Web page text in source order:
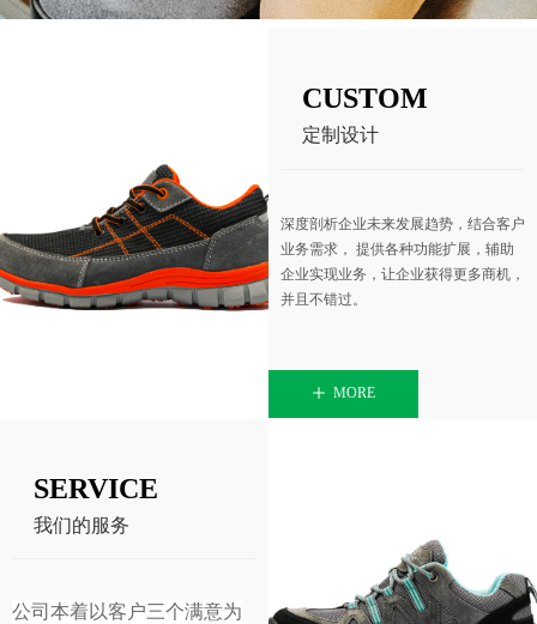
ꄸ MORE
CUSTOM
定制设计
深度剖析企业未来发展趋势，结合客户
业务需求， 提供各种功能扩展，辅助
企业实现业务，让企业获得更多商机，
并且不错过。
SERVICE
我们的服务
公司本着以客户三个满意为